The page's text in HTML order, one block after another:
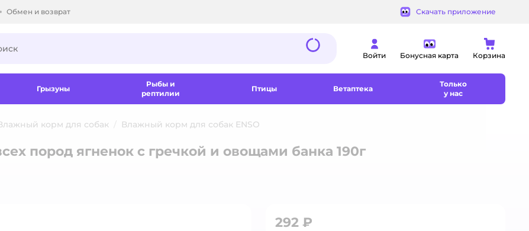
Обмен и возврат Скачать приложение
Войти Бонусная карта Корзина
Грызуны
Рыбы и
рептилии
Птицы Ветаптека
Только
у нас
корм для собак Влажный корм для собак ENSO
пород ягненок с гречкой и овощами банка 190г
292 ₽